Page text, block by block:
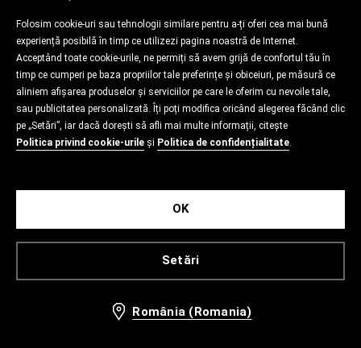
Folosim cookie-uri sau tehnologii similare pentru a-ți oferi cea mai bună
experiență posibilă în timp ce utilizezi pagina noastră de Internet.
Acceptând toate cookie-urile, ne permiți să avem grijă de confortul tău în
timp ce cumperi pe baza propriilor tale preferințe și obiceiuri, pe măsură ce
aliniem afișarea produselor și serviciilor pe care le oferim cu nevoile tale,
sau publicitatea personalizată. Îți poți modifica oricând alegerea făcând clic
pe „Setări”, iar dacă dorești să afli mai multe informații, citește
Politica privind cookie-urile și Politica de confidențialitate.
Setări
OK
România (Romania)